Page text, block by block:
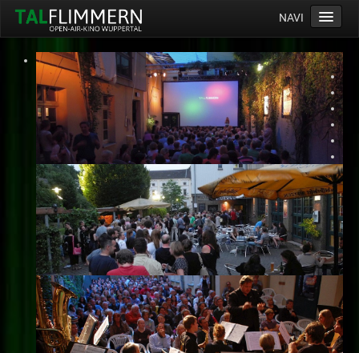
NAVI
Home
Programm
Service
Ticketinfos
Ort
Anreise
Wetter
Kinogutschein
Konzept
Archiv
Kontakt